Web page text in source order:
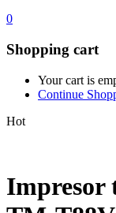
0
Shopping cart
Your cart is
Continue
Hot
Impresor